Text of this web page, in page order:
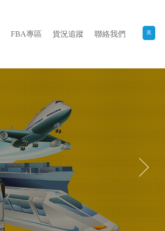
FBA專區 貨況追蹤 聯絡我們 英